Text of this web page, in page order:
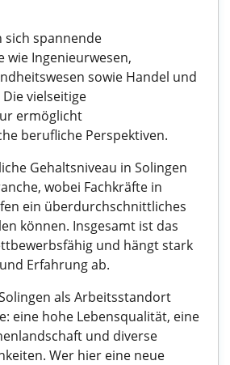
sich spannende
wie Ingenieurwesen,
sowie Handel und
vielseitige
ermöglicht
berufliche Perspektiven.
Gehaltsniveau in Solingen
wobei Fachkräfte in
ein überdurchschnittliches
können. Insgesamt ist das
und hängt stark
Erfahrung ab.
als Arbeitsstandort
eine hohe Lebensqualität, eine
und diverse
Wer hier eine neue